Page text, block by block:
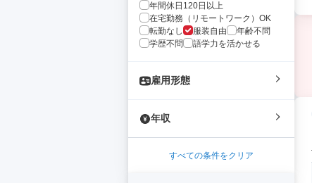
年間休日120日以上
在宅勤務（リモートワーク）OK
転勤なし
服装自由
年齢不問
学歴不問
語学力を活かせる
雇用形態
年収
すべての条件をクリア